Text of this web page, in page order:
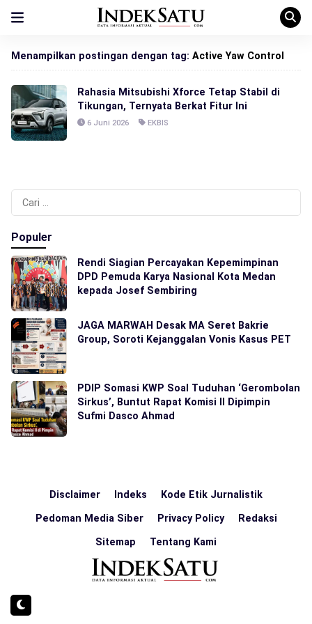
Menampilkan postingan dengan tag: Active Yaw Control
Rahasia Mitsubishi Xforce Tetap Stabil di
Tikungan, Ternyata Berkat Fitur Ini
6 Juni 2026 EKBIS
Cari
untuk:
Populer
Rendi Siagian Percayakan Kepemimpinan
DPD Pemuda Karya Nasional Kota Medan
kepada Josef Sembiring
JAGA MARWAH Desak MA Seret Bakrie
Group, Soroti Kejanggalan Vonis Kasus PET
PDIP Somasi KWP Soal Tuduhan ‘Gerombolan
Sirkus’, Buntut Rapat Komisi II Dipimpin
Sufmi Dasco Ahmad
Disclaimer Indeks Kode Etik Jurnalistik
Pedoman Media Siber Privacy Policy Redaksi
Sitemap Tentang Kami